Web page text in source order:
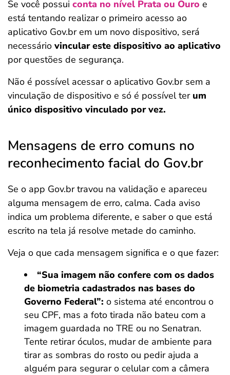
Se você possui conta no nível Prata ou Ouro e
está tentando realizar o primeiro acesso ao
aplicativo Gov.br em um novo dispositivo, será
necessário vincular este dispositivo ao aplicativo
por questões de segurança.
Não é possível acessar o aplicativo Gov.br sem a
vinculação de dispositivo e só é possível ter um
único dispositivo vinculado por vez.
Mensagens de erro comuns no
reconhecimento facial do Gov.br
Se o app Gov.br travou na validação e apareceu
alguma mensagem de erro, calma. Cada aviso
indica um problema diferente, e saber o que está
escrito na tela já resolve metade do caminho.
Veja o que cada mensagem significa e o que fazer:
“Sua imagem não confere com os dados
de biometria cadastrados nas bases do
Governo Federal”: o sistema até encontrou o
seu CPF, mas a foto tirada não bateu com a
imagem guardada no TRE ou no Senatran.
Tente retirar óculos, mudar de ambiente para
tirar as sombras do rosto ou pedir ajuda a
alguém para segurar o celular com a câmera